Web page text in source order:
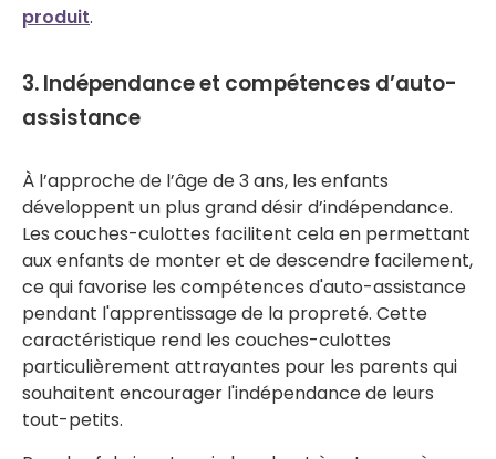
produit.
3. Indépendance et compétences d’auto-
assistance
À l’approche de l’âge de 3 ans, les enfants
développent un plus grand désir d’indépendance.
Les couches-culottes facilitent cela en permettant
aux enfants de monter et de descendre facilement,
ce qui favorise les compétences d'auto-assistance
pendant l'apprentissage de la propreté. Cette
caractéristique rend les couches-culottes
particulièrement attrayantes pour les parents qui
souhaitent encourager l'indépendance de leurs
tout-petits.